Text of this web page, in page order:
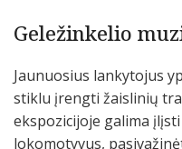
Geležinkelio
Jaunuosius lankytojus
stiklu įrengti žaislinių
ekspozicijoje galima
lokomotyvus,